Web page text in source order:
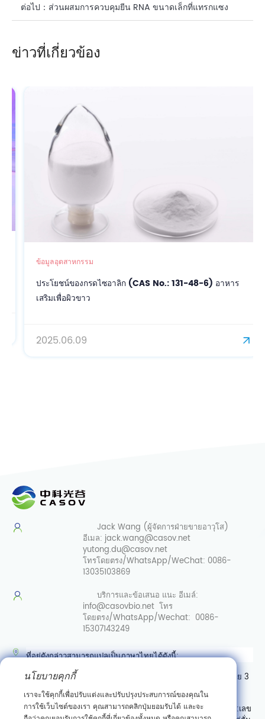
(Small Interfering RNA)
ต่อไป： ส่วนผสมการควบคุมยีน RNA ขนาดเล็กที่แทรกแซง
ข่าวที่เกี่ยวข้อง
ข้อมูลอุตสาหกรรม
ประโยชน์ของกรดไซอาลิก (CAS No.: 131-48-6) อาหาร
เสริมเพื่อผิวขาว
2025.06.09
Jack Wang (ผู้จัดการฝ่ายขายอาวุโส)
อีเมล: jack.wang@casov.net
yutong.du@casov.net
โทรโดยตรง/WhatsApp/WeChat: 0086-
13035103869
บริการและข้อเสนอ แนะ อีเมล์:
info@casovbio.net โทร
โดยตรง/WhatsApp/Wechat: 0086-
15307143249
ที่อยู่ดังกล่าวสามารถแปลเป็นภาษาไทยได้ดังนี้:
ศูนย์นวัตกรรมชีววิทยาสังเคราะห์อู่ฮั่น เลขที่ 89 ถนนเกาเค่อหยวนสาย 3
เขตพัฒนาสินเชื่อเทคโนโลยีใหม่ตงหู อู่ฮั่น มณฑลหูเป่ย์
หรืออาจเขียนแบบมีลำดับที่อยู่ตามแบบไทย (จากเล็กไปใหญ่) ได้เป็น:เลข
นโยบายคุกกี้
เราจะใช้คุกกี้เพื่อปรับแต่งและปรับปรุงประสบการณ์ของคุณใน
การใช้เว็บไซต์ของเรา คุณสามารถคลิกปุ่มยอมรับได้ และจะ